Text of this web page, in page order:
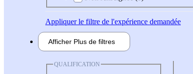
Appliquerle filtre de l'expérience demandée
Afficher Plus de filtres
QUALIFICATION